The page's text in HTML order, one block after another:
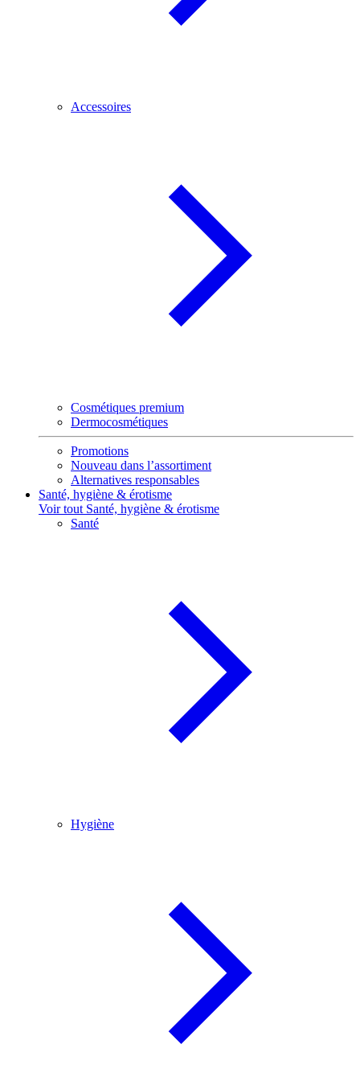
Accessoires
Cosmétiques premium
Dermocosmétiques
Promotions
Nouveau dans l’assortiment
Alternatives responsables
Santé, hygiène & érotisme
Voir tout Santé, hygiène & érotisme
Santé
Hygiène